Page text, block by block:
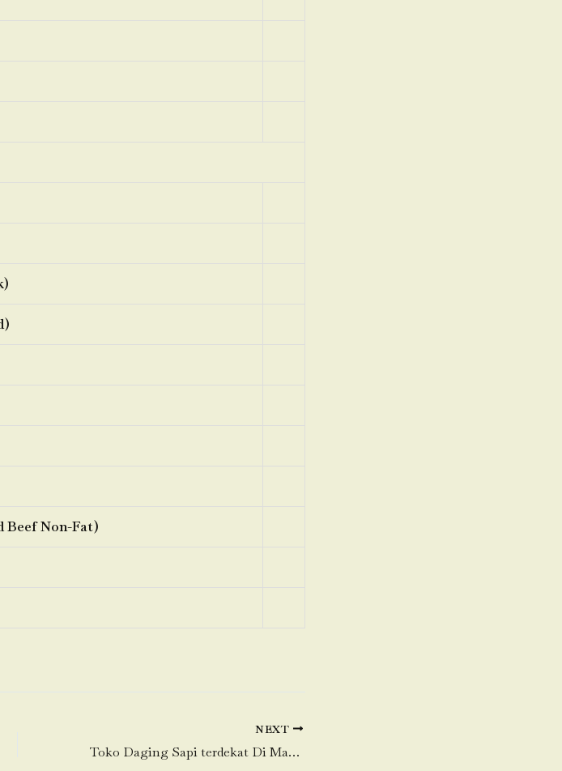
Beef Non-Fat)
NEXT
Toko Daging Sapi terdekat Di Mangga Besar-Taman Sari-Jakarta Barat